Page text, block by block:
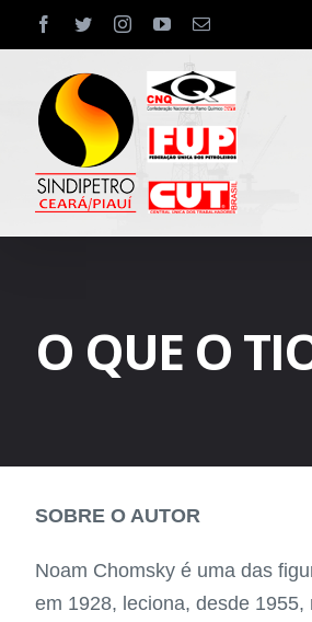
to
content
facebook
twitterinstagram
youtubeEmail
O QUE O
SOBRE O AUTOR
Noam Chomsky é uma das
em 1928, leciona, desde